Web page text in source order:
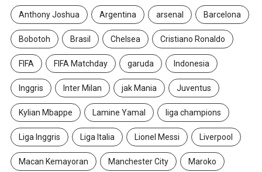
Anthony Joshua Argentina arsenal Barcelona
Bobotoh Brasil Chelsea Cristiano Ronaldo
FIFA FIFA Matchday garuda Indonesia
Inggris Inter Milan jak Mania Juventus
Kylian Mbappe Lamine Yamal liga champions
Liga Inggris Liga Italia Lionel Messi Liverpool
Macan Kemayoran Manchester City Maroko